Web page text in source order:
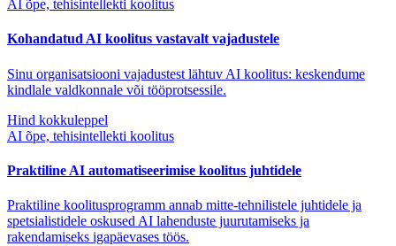
AI õpe, tehisintellekti koolitus
Kohandatud AI koolitus vastavalt vajadustele
Sinu organisatsiooni vajadustest lähtuv AI koolitus: keskendume
kindlale valdkonnale või tööprotsessile.
Hind kokkuleppel
AI õpe, tehisintellekti koolitus
Praktiline AI automatiseerimise koolitus juhtidele
Praktiline koolitusprogramm annab mitte-tehnilistele juhtidele ja
spetsialistidele oskused AI lahenduste juurutamiseks ja
rakendamiseks igapäevases töös.